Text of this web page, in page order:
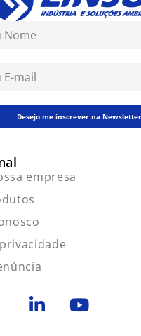
Desejo me inscrever na Newsletter
empresa